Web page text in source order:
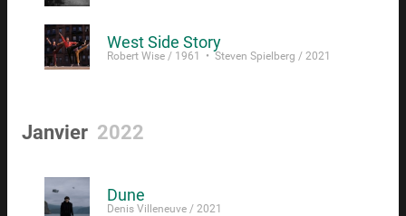
West Side Story
Robert Wise / 1961 • Steven Spielberg / 2021
Janvier 2022
Dune
Denis Villeneuve / 2021